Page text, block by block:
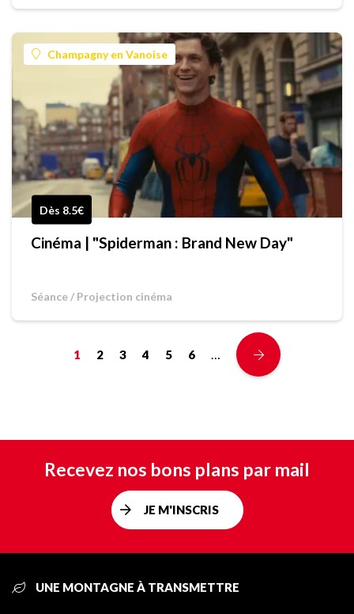
Champagny en Vanoise
Dès 8.5€
Cinéma | "Spiderman : Brand New Day"
Séance / Projection cinéma
1 2 3 4 5 6 …
Recevez nos bons plans par mail
JE M'INSCRIS
UNE MONTAGNE À TRANSMETTRE